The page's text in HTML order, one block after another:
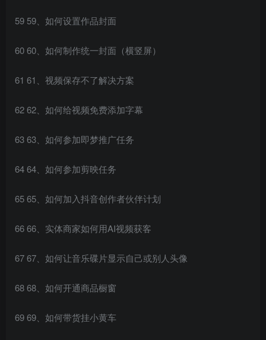
59 59、如何设置作品封面
60 60、如何制作统一封面（横竖屏）
61 61、视频保存不了解决方案
62 62、如何给视频免费添加字幕
63 63、如何参加即梦推广任务
64 64、如何参加剪映任务
65 65、如何加入抖音创作者伙伴计划
66 66、实体商家如何用AI视频获客
67 67、如何让音乐碟片显示自己或别人头像
68 68、如何开通商品橱窗
69 69、如何带货挂小黄车